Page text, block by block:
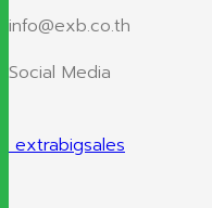
info@exb.co.th
Social Media
extrabigsales